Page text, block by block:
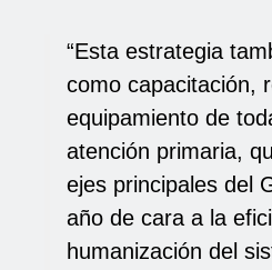
“Esta estrategia
como capacitación,
equipamiento de
atención primaria,
ejes principales del
año de cara a la
humanización del